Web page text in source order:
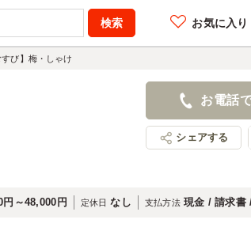
お気に入り
店舗名：ゆうゆうかつむす
すび】梅・しゃけ
お電話
シェアする
円～48,000円 定休日 なし 支払方法 現金 / 請求書